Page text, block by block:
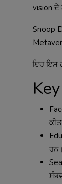
vision
Snoop
ਇਹ ਇਸ
ਹਨ।